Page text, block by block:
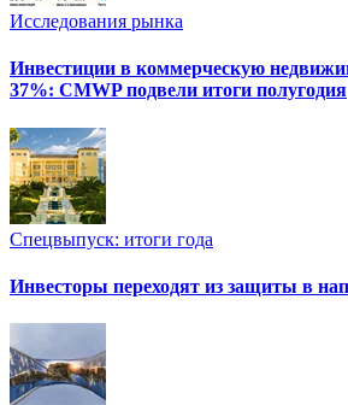
Исследования рынка
Инвестиции в коммерческую
37%: CMWP подвели итоги полугодия
Спецвыпуск: итоги года
Инвесторы переходят из защиты в